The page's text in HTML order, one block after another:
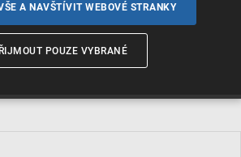
a zeměpisná
A NAVŠTÍVIT WEBOVÉ STRANKY
POUZE VYBRANÉ